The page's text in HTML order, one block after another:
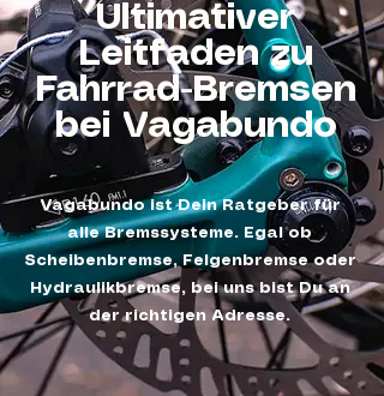
Ultimativer
Leitfaden zu
Fahrrad-Bremsen
bei Vagabundo
Vagabundo ist Dein Ratgeber für
alle Bremssysteme. Egal ob
Scheibenbremse, Felgenbremse oder
Hydraulikbremse, bei uns bist Du an
der richtigen Adresse.